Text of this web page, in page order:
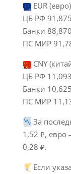
EUR (евро)
ЦБ РФ
Банки
ПС МИР
CNY
ЦБ РФ
Банки
ПС МИР
За
1,52 ₽,
0,28 ₽.
Если